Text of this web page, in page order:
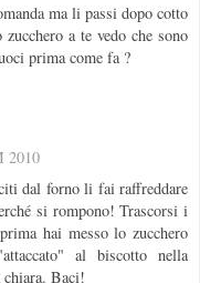
ma li passi dopo cotto
a te vedo che sono
prima come fa ?
2010
dal forno li fai raffreddare
si rompono! Trascorsi i
hai messo lo zucchero
al biscotto nella
chiara. Baci!